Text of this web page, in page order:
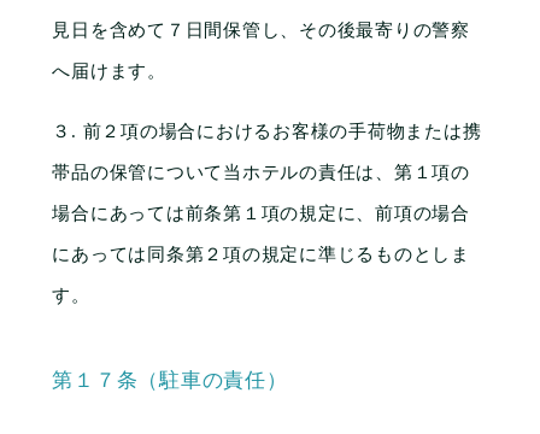
見日を含めて７日間保管し、その後最寄りの警察
へ届けます。
３. 前２項の場合におけるお客様の手荷物または携
帯品の保管について当ホテルの責任は、第１項の
場合にあっては前条第１項の規定に、前項の場合
にあっては同条第２項の規定に準じるものとしま
す。
第１７条（駐車の責任）